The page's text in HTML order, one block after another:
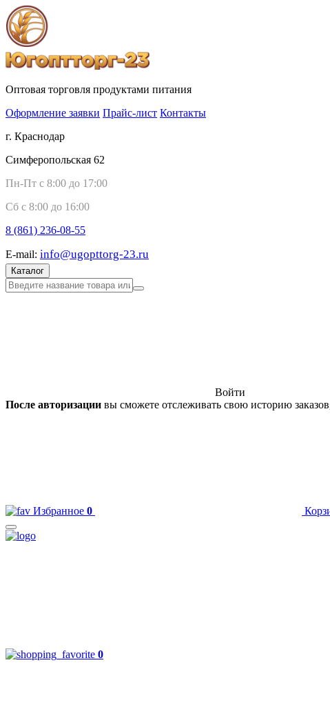
Оптовая торговля продуктами питания
Оформление заявки Прайс-лист Контакты
г. Краснодар
Симферопольская 62
Пн-Пт с 8:00 до 17:00
Сб с 8:00 до 16:00
8 (861) 236-08-55
E-mail: info@ugopttorg-23.ru
Каталог
Войти
После авторизации вы сможете отслеживать свою историю
Избранное 0
0